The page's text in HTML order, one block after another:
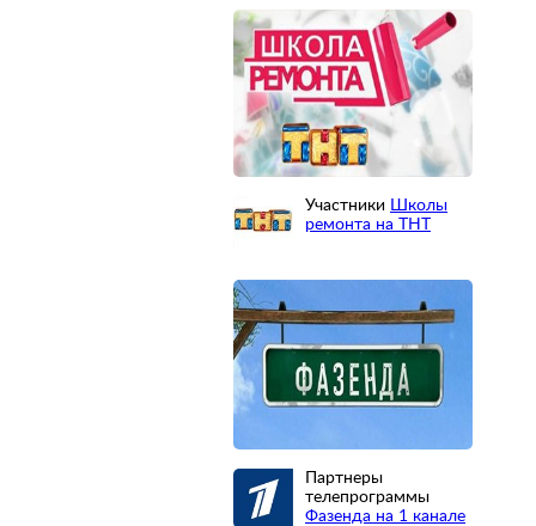
Участники Школы
ремонта на ТНТ
Партнеры
телепрограммы
Фазенда на 1 канале